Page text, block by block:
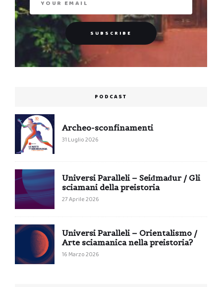
PODCAST
Archeo-sconfinamenti
31 Luglio 2026
Universi Paralleli – Seiđmađur / Gli
sciamani della preistoria
27 Aprile 2026
Universi Paralleli – Orientalismo /
Arte sciamanica nella preistoria?
16 Marzo 2026